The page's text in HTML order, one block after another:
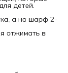
детей.
а на шарф 2-
отжимать в